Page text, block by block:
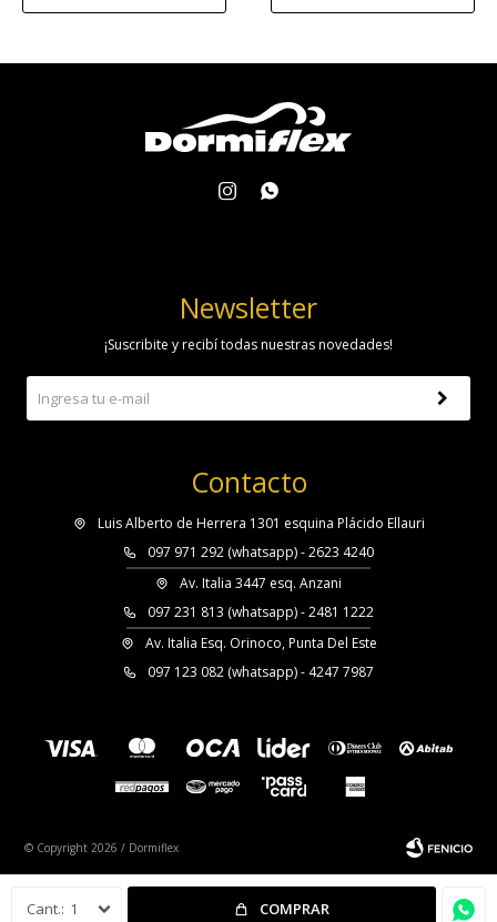
1 COMPRAR
 
Contacto
Luis Alberto de Herrera 1301 esquina Plácido Ellauri
097 971 292 (whatsapp) - 2623 4240
Av. Italia 3447 esq. Anzani
097 231 813 (whatsapp) - 2481 1222
Av. Italia Esq. Orinoco, Punta Del Este
097 123 082 (whatsapp) - 4247 7987
Newsletter
¡Suscribite y recibí todas nuestras novedades!
© Copyright 2026 / Dormiflex